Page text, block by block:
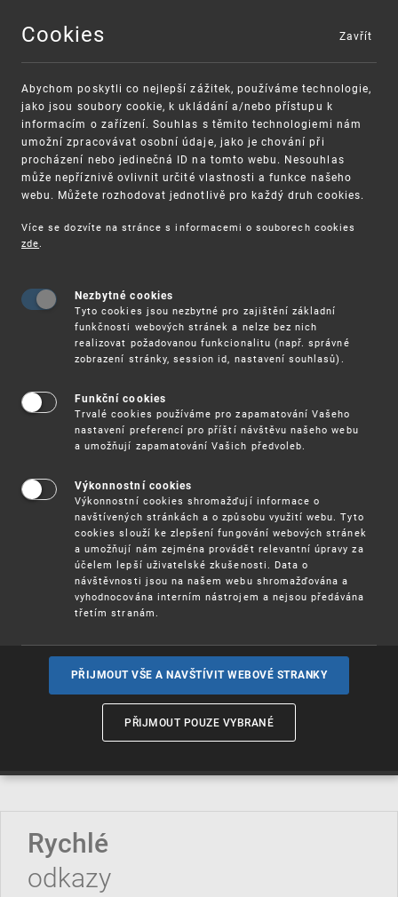
MENU
VAROVÁNÍ
Finanční podpora
Vynálezy / Patenty
Užitnévzory
Ochrannéznámky
Označení původua zeměpisná
Rychlé
odkazy
Cookies
Abychom poskytli co nejlepší zážitek, používáme technologie,
jako jsou soubory cookie, k ukládání a/nebo přístupu k
informacím o zařízení. Souhlas s těmito technologiemi nám
umožní zpracovávat osobní údaje, jako je chování při
procházení nebo jedinečná ID na tomto webu. Nesouhlas
může nepříznivě ovlivnit určité vlastnosti a funkce našeho
webu. Můžete rozhodovat jednotlivě pro každý druh cookies.
Více se dozvíte na stránce s informacemi o souborech cookies
zde.
Nezbytné cookies
Tyto cookies jsou nezbytné pro zajištění základní
funkčnosti webových stránek a nelze bez nich
realizovat požadovanou funkcionalitu (např. správné
zobrazení stránky, session id, nastavení souhlasů).
Funkční cookies
Trvalé cookies používáme pro zapamatování Vašeho
nastavení preferencí pro příští návštěvu našeho webu
a umožňují zapamatování Vašich předvoleb.
Výkonnostní cookies
Výkonnostní cookies shromažďují informace o
navštívených stránkách a o způsobu využití webu. Tyto
cookies slouží ke zlepšení fungování webových stránek
a umožňují nám zejména provádět relevantní úpravy za
účelem lepší uživatelské zkušenosti. Data o
návštěvnosti jsou na našem webu shromažďována a
vyhodnocována interním nástrojem a nejsou předávána
třetím stranám.
PŘIJMOUT VŠE A NAVŠTÍVIT WEBOVÉ STRANKY
PŘIJMOUT POUZE VYBRANÉ
Zavřít